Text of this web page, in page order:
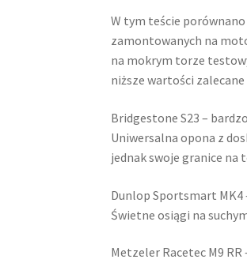
W tym teście
zamontowanych na
na mokrym torze
niższe wartości
Bridgestone S23 –
Uniwersalna opona z
jednak swoje granice na
Dunlop Sportsmart MK4
Świetne osiągi na
Metzeler Racetec M9 RR